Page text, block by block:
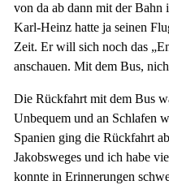
von da ab dann mit der Bahn
Karl-Heinz hatte ja seinen
Zeit. Er will sich noch das
anschauen. Mit dem Bus,
Die Rückfahrt mit dem Bus
Unbequem und an Schlafen
Spanien ging die Rückfahrt
Jakobsweges und ich habe
konnte in Erinnerungen